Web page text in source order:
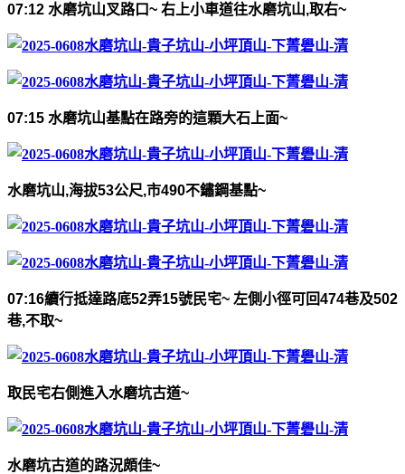
07:12 水磨坑山叉路口~ 右上小車道往水磨坑山,取右~
07:15 水磨坑山基點在路旁的這顆大石上面~
水磨坑山,海拔53公尺,市490不鏽鋼基點~
07:16續行抵達路底52弄15號民宅~ 左側小徑可回474巷及502
巷,不取~
取民宅右側進入水磨坑古道~
水磨坑古道的路況頗佳~